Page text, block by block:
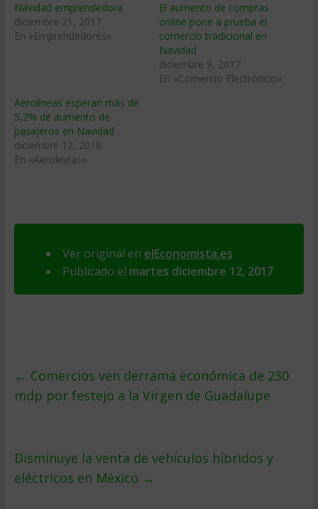
Navidad emprendedora
diciembre 21, 2017
En «Emprendedores»
El aumento de compras
online pone a prueba el
comercio tradicional en
Navidad
diciembre 9, 2017
En «Comercio Electrónico»
Aerolíneas esperan más de
5,2% de aumento de
pasajeros en Navidad
diciembre 12, 2018
En «Aerolineas»
Ver original en elEconomista.es
Publicado el martes diciembre 12, 2017
← Comercios ven derrama económica de 230
mdp por festejo a la Virgen de Guadalupe
Disminuye la venta de vehículos híbridos y
eléctricos en México →